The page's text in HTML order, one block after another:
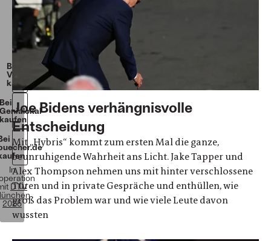
Paperback
400
Seiten
€
Beim
Verlag
kaufen
In
DTV
2025
Joe Bidens verhängnisvolle
Entscheidung
Mit „Hybris“ kommt zum ersten Mal die ganze,
beunruhigende Wahrheit ans Licht. Jake Tapper und
Alex Thompson nehmen uns mit hinter verschlossene
Türen und in private Gespräche und enthüllen, wie
groß das Problem war und wie viele Leute davon
wussten